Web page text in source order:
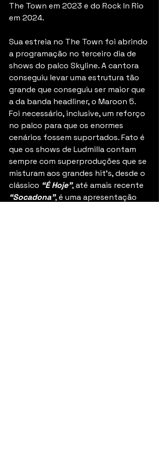
The Town em 2023 e do Rock In Rio
em 2024.
Sua estreia no The Town foi abrindo
a programação no terceiro dia de
shows do palco Skyline. A cantora
conseguiu levar uma estrutura tão
grande que conseguiu ser maior que
a da banda headliner, o Maroon 5.
Foi necessário, inclusive, um reforço
no palco para que os enormes
cenários fossem suportados. Fato é
que os shows de Ludmilla contam
sempre com superproduções que se
misturam aos grandes hit’s, desde o
clássico “É Hoje”, até amais recente
“Socadona”, é uma apresentação